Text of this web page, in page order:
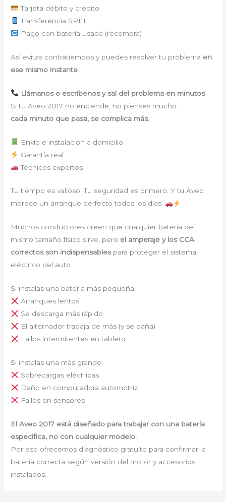
Tarjeta débito y crédito
Transferencia SPEI
Pago con batería usada (recompra)
Así evitas contratiempos y puedes resolver tu problema en
ese mismo instante
Llámanos o escríbenos y sal del problema en minutos
Si tu Aveo 2017 no enciende, no pienses mucho:
cada minuto que pasa, se complica más.
Envío e instalación a domicilio
Garantía real
Técnicos expertos
Tu tiempo es valioso. Tu seguridad es primero. Y tu Aveo
merece un arranque perfecto todos los días.
Muchos conductores creen que cualquier batería del
mismo tamaño físico sirve, pero el amperaje y los CCA
correctos son indispensablespara proteger el sistema
eléctrico del auto.
Si instalas una batería más pequeña:
Arranques lentos
Se descarga más rápido
El alternador trabaja de más (y se daña)
Fallos intermitentes en tablero
Si instalas una más grande:
Sobrecargas eléctricas
Daño en computadora automotriz
Fallos en sensores
El Aveo 2017 está diseñado para trabajar con una batería
específica, no con cualquier modelo.
Por eso ofrecemos diagnóstico gratuito para confirmar la
batería correcta según versión del motor y accesorios
instalados.